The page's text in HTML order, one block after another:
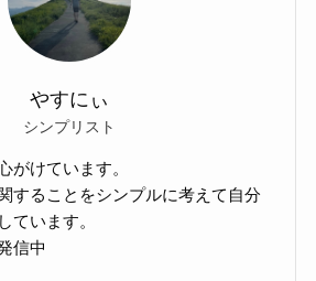
やすにぃ
シンプリスト
がけています。
することをシンプルに考えて自分
ています。
信中